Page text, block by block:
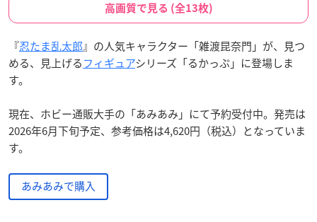
高画質で見る (全13枚)
『忍たま乱太郎』の人気キャラクター「雑渡昆奈門」が、見つ
める、見上げるフィギュアシリーズ「るかっぷ」に登場しま
す。
現在、ホビー通販大手の「あみあみ」にて予約受付中。発売は
2026年6月下旬予定、参考価格は4,620円（税込）となっていま
す。
あみあみで購入